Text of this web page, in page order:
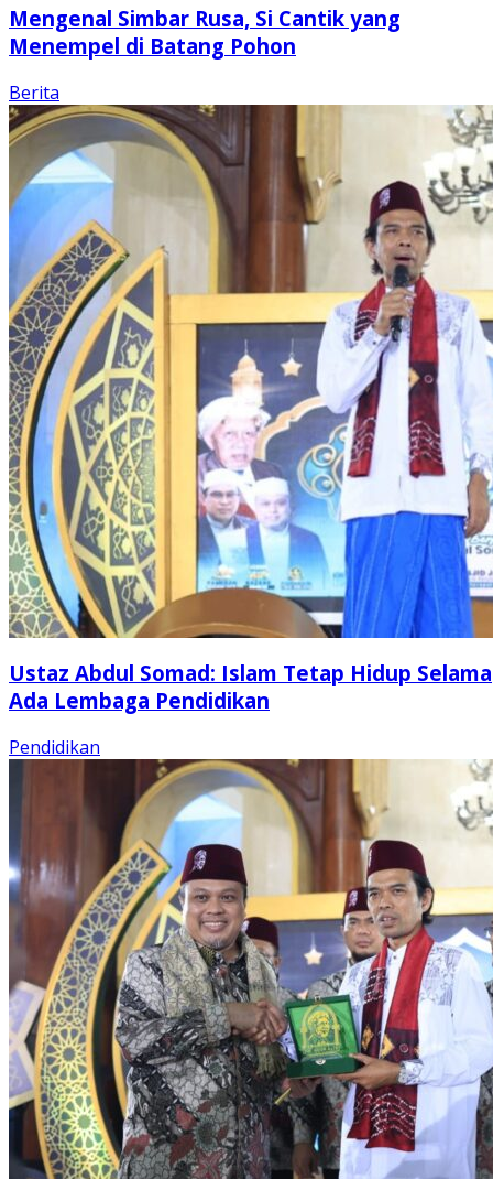
Mengenal Simbar Rusa, Si Cantik yang
Menempel di Batang Pohon
Berita
Ustaz Abdul Somad: Islam Tetap Hidup Selama
Ada Lembaga Pendidikan
Pendidikan